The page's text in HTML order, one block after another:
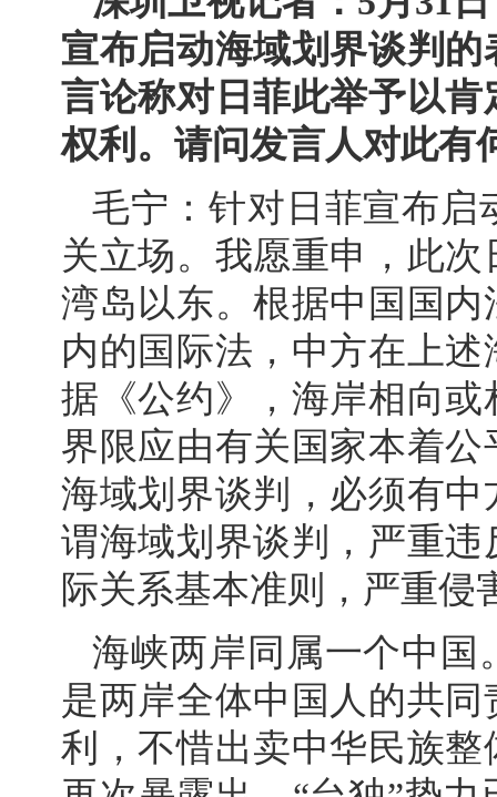
宣布启动海域划界谈判
言论称对日菲此举予以
权利。请问发言人对此有
毛宁：针对日菲宣布启
关立场。我愿重申，此
湾岛以东。根据中国国
内的国际法，中方在上
据《公约》，海岸相向
界限应由有关国家本着
海域划界谈判，必须有
谓海域划界谈判，严重
际关系基本准则，严重侵
海峡两岸同属一个中国
是两岸全体中国人的共
利，不惜出卖中华民族